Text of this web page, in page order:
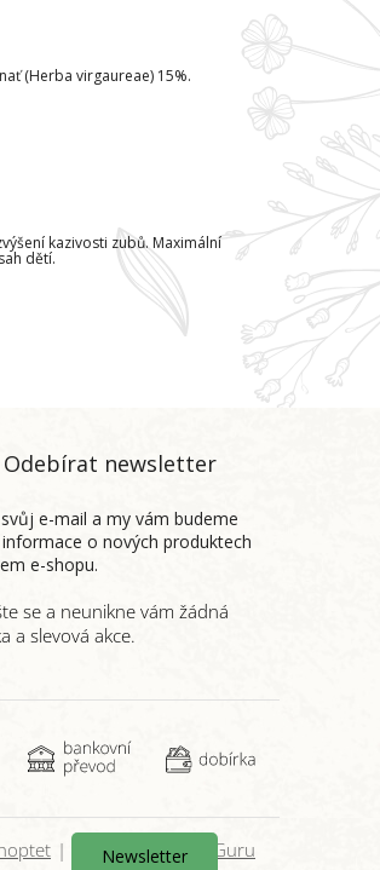
(Herba virgaureae) 15%.
kazivosti zubů. Maximální
dětí.
Odebírat newsletter
e-mail a my vám budeme
o nových produktech
e-shopu.
| Nakódoval eshopGuru
Newsletter